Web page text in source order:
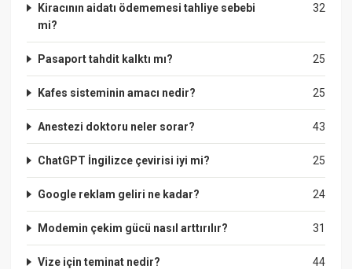
32
Kiracının aidatı ödememesi tahliye sebebi
mi?
25
Pasaport tahdit kalktı mı?
25
Kafes sisteminin amacı nedir?
43
Anestezi doktoru neler sorar?
25
ChatGPT İngilizce çevirisi iyi mi?
24
Google reklam geliri ne kadar?
31
Modemin çekim gücü nasıl arttırılır?
44
Vize için teminat nedir?